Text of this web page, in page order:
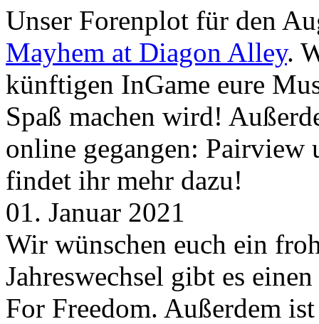
Unser Forenplot für den
Mayhem at Diagon Alley.
künftigen InGame eure
Spaß machen wird!
online gegangen:
findet ihr mehr dazu!
01. Januar 2021
Wir wünschen euch ein
Jahreswechsel gibt es einen
For Freedom. Außerdem